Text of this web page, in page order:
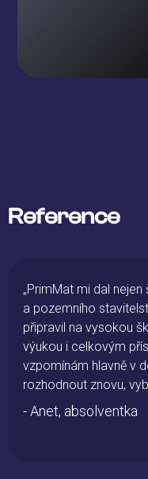
Reference
znalosti ohledně
také přátele a skvěle
Byla jsem spokojená s
vyučujících. Na tuto
a kdybych se měla
bych si ji opět.“